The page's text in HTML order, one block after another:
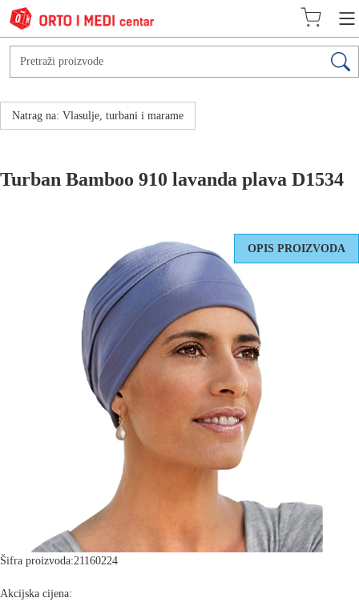
Natrag na: Vlasulje, turbani i marame
Turban Bamboo 910 lavanda plava D1534
OPIS PROIZVODA
Šifra proizvoda:21160224
Akcijska cijena: